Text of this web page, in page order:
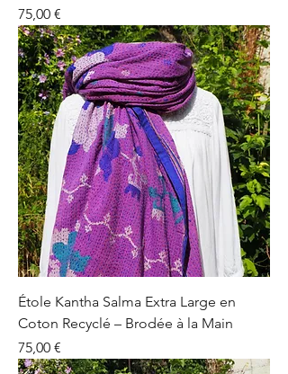
Prix
75,00 €
Étole Kantha Salma Extra Large en
Coton Recyclé – Brodée à la Main
Prix
75,00 €